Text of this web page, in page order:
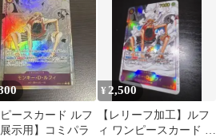
ースカード ルフ
示用】コミパラ
¥ 2,500
【レリーフ加工】ルフ
ィ ワンピースカード コ